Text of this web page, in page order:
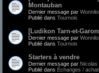
Montauban
Dernier message par
Publié dans Tournois
[Ludikon Tarn-et-
Dernier message par
Publié dans Tournois
Starters à vendre
Dernier message par Nicolas
Publié dans Échanges /